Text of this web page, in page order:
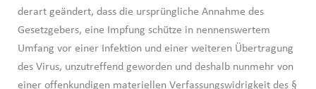
derart geändert, dass die ursprüngliche Annahme des
Gesetzgebers, eine Impfung schütze in nennenswertem
Umfang vor einer Infektion und einer weiteren Übertragung
des Virus, unzutreffend geworden und deshalb nunmehr von
einer offenkundigen materiellen Verfassungswidrigkeit des §